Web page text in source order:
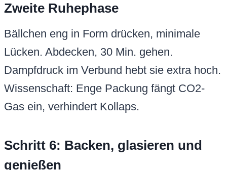
Zweite Ruhephase
Bällchen eng in Form drücken, minimale
Lücken. Abdecken, 30 Min. gehen.
Dampfdruck im Verbund hebt sie extra hoch.
Wissenschaft: Enge Packung fängt CO2-
Gas ein, verhindert Kollaps.
Schritt 6: Backen, glasieren und
genießen